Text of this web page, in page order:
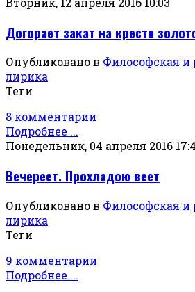
Догорает закат на кресте
Опубликовано в Философская и
лирика
Теги
8 комментарии
Подробнее ...
Понедельник, 04 апреля 2016
Вечереет. Прохладою веет
Опубликовано в Философская и
лирика
Теги
9 комментарии
Подробнее ...